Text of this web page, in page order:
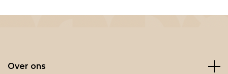
Over ons